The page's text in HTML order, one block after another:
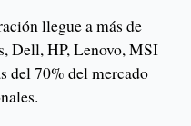
llegue a más de
Dell, HP, Lenovo, MSI
del 70% del mercado